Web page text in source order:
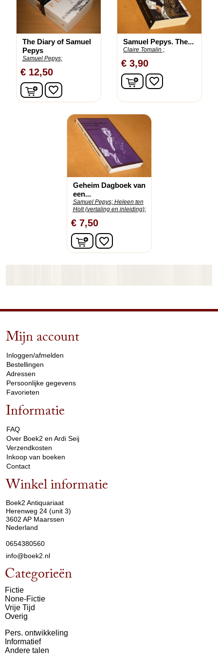
The Diary of Samuel
Pepys
Samuel Pepys;
€ 12,50
In winkelwagen
favorite_border
Samuel Pepys. The...
Claire Tomalin ;
€ 3,90
In winkelwagen
favorite_border
Geheim Dagboek van
een...
Samuel Pepys; Heleen ten
Holt (vertaling en inleiding);
€ 7,50
In winkelwagen
favorite_border
Mijn account
Inloggen/afmelden
Bestellingen
Adressen
Persoonlijke gegevens
Favorieten
Informatie
FAQ
Over Boek2 en Ardi Seij
Verzendkosten
Inkoop van boeken
Contact
Winkel informatie
Boek2 Antiquariaat
Herenweg 24 (unit 3)
3602 AP Maarssen
Nederland
0654380560
info@boek2.nl
Categorieën
Fictie
None-Fictie
Vrije Tijd
Overig
Pers. ontwikkeling
Informatief
Andere talen